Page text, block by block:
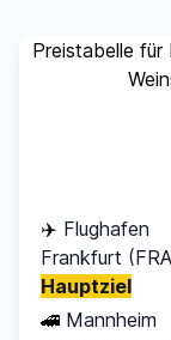
Preistabelle
✈️ Flughafen
Frankfurt
Hauptziel
🚄 Mannheim